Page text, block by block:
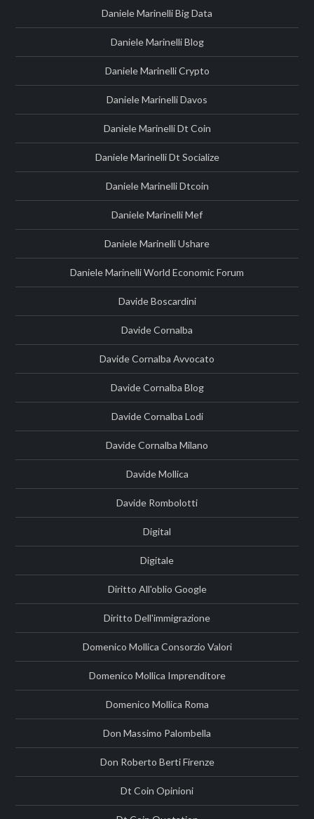
Daniele Marinelli Big Data
Daniele Marinelli Blog
Daniele Marinelli Crypto
Daniele Marinelli Davos
Daniele Marinelli Dt Coin
Daniele Marinelli Dt Socialize
Daniele Marinelli Dtcoin
Daniele Marinelli Mef
Daniele Marinelli Ushare
Daniele Marinelli World Economic Forum
Davide Boscardini
Davide Cornalba
Davide Cornalba Avvocato
Davide Cornalba Blog
Davide Cornalba Lodi
Davide Cornalba Milano
Davide Mollica
Davide Rombolotti
Digital
Digitale
Diritto All'oblio Google
Diritto Dell'immigrazione
Domenico Mollica Consorzio Valori
Domenico Mollica Imprenditore
Domenico Mollica Roma
Don Massimo Palombella
Don Roberto Berti Firenze
Dt Coin Opinioni